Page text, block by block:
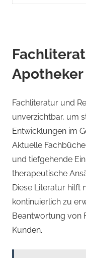
Apotheker
Fachliteratur und
unverzichtbar, um
Entwicklungen im
Aktuelle
und tiefgehende
therapeutische
Diese Literatur hilft
kontinuierlich zu
Beantwortung von
Kunden.